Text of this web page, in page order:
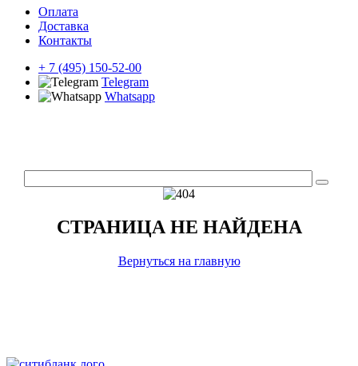
Оплата
Доставка
Контакты
+ 7 (495) 150-52-00
Telegram
Whatsapp
СТРАНИЦА НЕ НАЙДЕНА
Вернуться на главную